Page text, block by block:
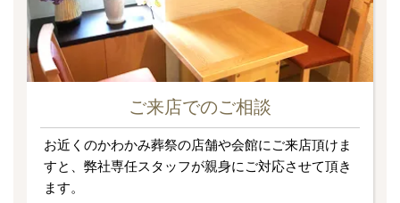
ご来店でのご相談
お近くのかわかみ葬祭の店舗や会館にご来店頂けま
すと、弊社専任スタッフが親身にご対応させて頂き
ます。